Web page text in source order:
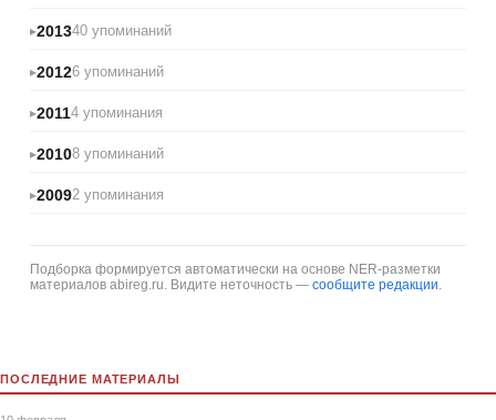
201340 упоминаний
20126 упоминаний
20114 упоминания
20108 упоминаний
20092 упоминания
Подборка формируется автоматически на основе NER-разметки
материалов abireg.ru. Видите неточность — сообщите редакции
ПОСЛЕДНИЕ МАТЕРИАЛЫ